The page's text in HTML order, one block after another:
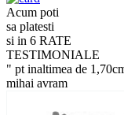
Acum poti
sa platesti
si in 6 RATE
TESTIMONIALE
" pt inaltimea de
mihai avram